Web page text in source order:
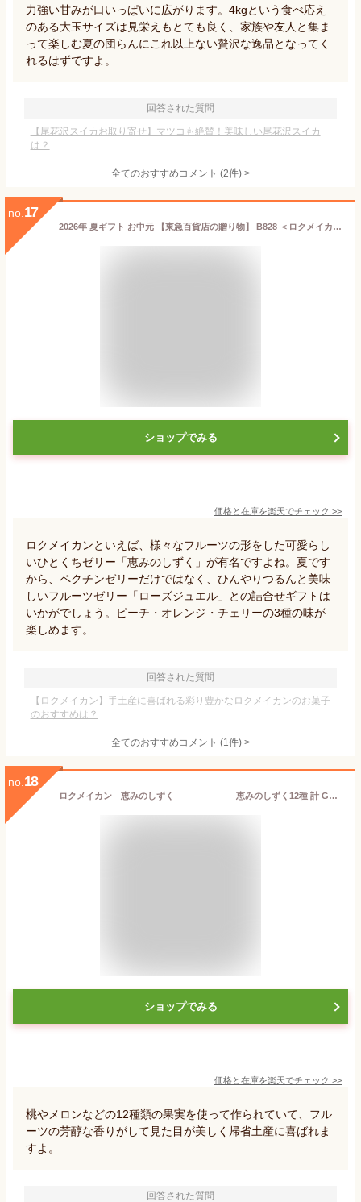
力強い甘みが口いっぱいに広がります。4kgという食べ応え
のある大玉サイズは見栄えもとても良く、家族や友人と集ま
って楽しむ夏の団らんにこれ以上ない贅沢な逸品となってく
れるはずですよ。
回答された質問
【尾花沢スイカお取り寄せ】マツコも絶賛！美味しい尾花沢スイカ
は？
全てのおすすめコメント (2件) >
no. 17
2026年 夏ギフト お中元 【東急百貨店の贈り物】 B828 ＜ロクメイカン＞ ローズジュエル＆恵みのしずく
ショップでみる
価格と在庫を楽天でチェック >>
ロクメイカンといえば、様々なフルーツの形をした可愛らし
いひとくちゼリー「恵みのしずく」が有名ですよね。夏です
から、ペクチンゼリーだけではなく、ひんやりつるんと美味
しいフルーツゼリー「ローズジュエル」との詰合せギフトは
いかがでしょう。ピーチ・オレンジ・チェリーの3種の味が
楽しめます。
回答された質問
【ロクメイカン】手土産に喜ばれる彩り豊かなロクメイカンのお菓子
のおすすめは？
全てのおすすめコメント (1件) >
no. 18
ロクメイカン 恵みのしずく 恵みのしずく12種 計 GDA-30 御中元 お中元 夏のギフト 中元2026 夏の贈り物 常温 東北・関東送料無料 夏ギフト ギフト 贈答 藤崎百貨店
ショップでみる
価格と在庫を楽天でチェック >>
桃やメロンなどの12種類の果実を使って作られていて、フル
ーツの芳醇な香りがして見た目が美しく帰省土産に喜ばれま
すよ。
回答された質問